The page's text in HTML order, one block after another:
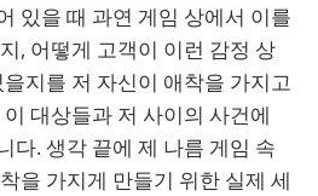
있을 때 과연 게임 상에서 이를
, 어떻게 고객이 이런 감정 상
지를 저 자신이 애착을 가지고
대상들과 저 사이의 사건에
다. 생각 끝에 제 나름 게임 속
을 가지게 만들기 위한 실제 세